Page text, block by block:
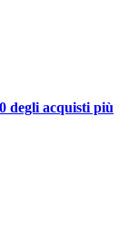
degli acquisti più